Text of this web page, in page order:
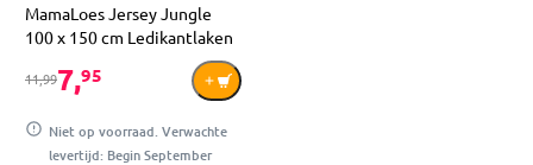
MamaLoes Jersey Jungle
100 x 150 cm Ledikantlaken
11,997,95
Niet op voorraad. Verwachte
levertijd: Begin September